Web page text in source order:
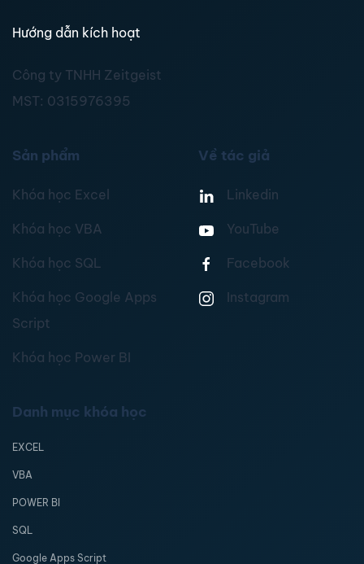
Hướng dẫn kích hoạt
Công ty TNHH Zeitgeist
MST: 0315976395
Sản phẩm
Khóa học Excel
Khóa học VBA
Khóa học SQL
Khóa học Google Apps
Script
Khóa học Power BI
Về tác giả
Linkedin
YouTube
Facebook
Instagram
Danh mục khóa học
EXCEL
VBA
POWER BI
SQL
Google Apps Script